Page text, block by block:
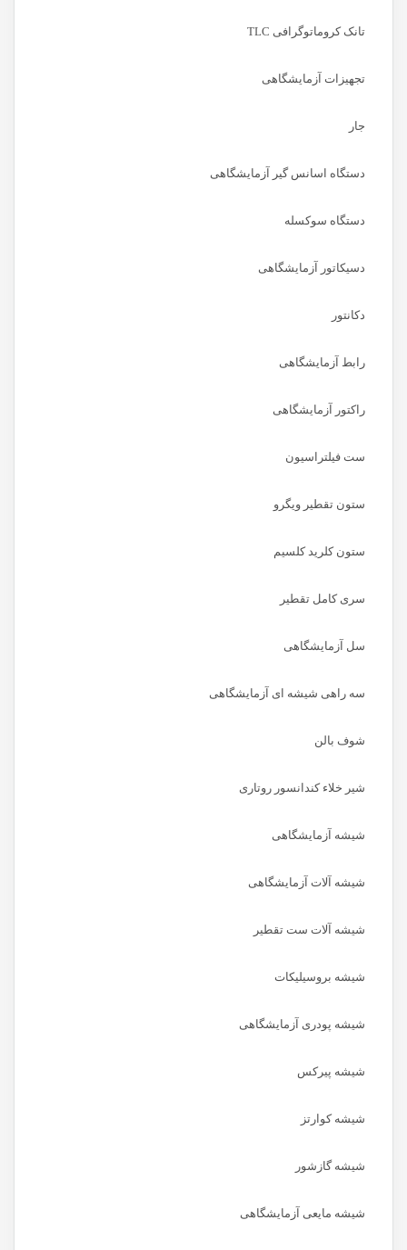
تانک کروماتوگرافی TLC
تجهیزات آزمایشگاهی
جار
دستگاه اسانس گیر آزمایشگاهی
دستگاه سوکسله
دسیکاتور آزمایشگاهی
دکانتور
رابط آزمایشگاهی
راکتور آزمایشگاهی
ست فیلتراسیون
ستون تقطیر ویگرو
ستون کلرید کلسیم
سری کامل تقطیر
سل آزمایشگاهی
سه راهی شیشه ای آزمایشگاهی
شوف بالن
شیر خلاء کندانسور روتاری
شیشه آزمایشگاهی
شیشه آلات آزمایشگاهی
شیشه آلات ست تقطیر
شیشه بروسیلیکات
شیشه پودری آزمایشگاهی
شیشه پیرکس
شیشه کوارتز
شیشه گازشور
شیشه مایعی آزمایشگاهی